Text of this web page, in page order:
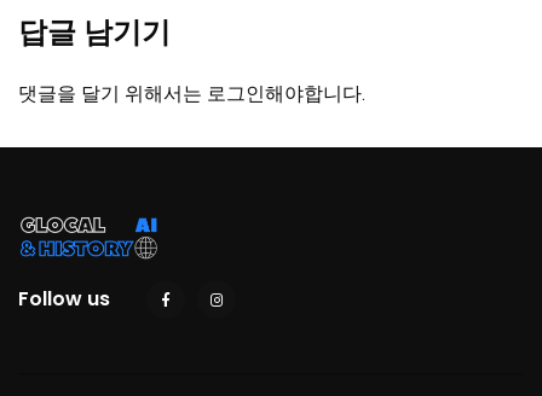
답글 남기기
댓글을 달기 위해서는 로그인해야합니다.
Follow us